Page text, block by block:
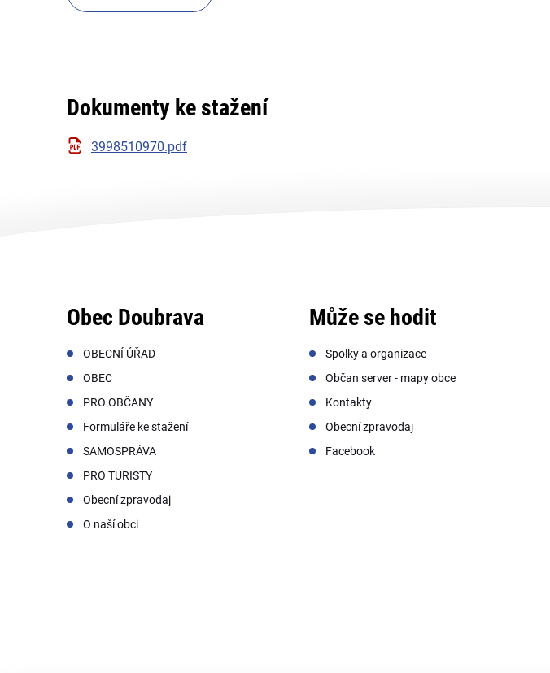
Dokumenty ke stažení
3998510970.pdf
Obec Doubrava
OBECNÍ ÚŘAD
OBEC
PRO OBČANY
Formuláře ke stažení
SAMOSPRÁVA
PRO TURISTY
Obecní zpravodaj
O naší obci
Může se hodit
Spolky a organizace
Občan server - mapy obce
Kontakty
Obecní zpravodaj
Facebook